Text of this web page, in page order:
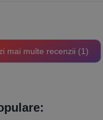
mai multe recenzii (1)